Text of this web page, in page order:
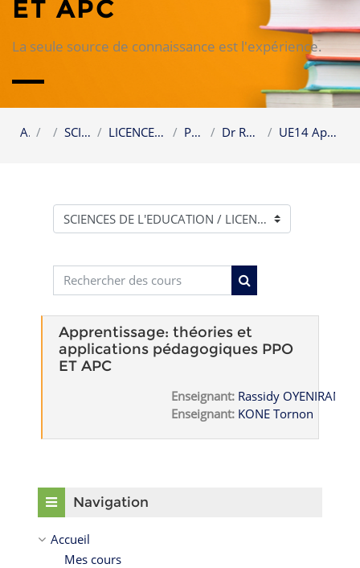
ET APC
La seule source de connaissance est l'expérience.
Accueil CoursSCIENCES DE L'EDUCATION LICENCE PROFESSIONNELLE EN ENSEIGNEMENT 1 PSYCHOPEDAGOGIE1 Dr RASSIDY & KONE TORNON 22-24 UE14 Apprentissage: théories et applications pédag...
Catégories de cours
Rechercher des cours
Rechercher des
Apprentissage: théories et
applications pédagogiques PPO
ET APC
Enseignant: Rassidy OYENIRAN
Enseignant: KONE Tornon
Navigation
Accueil
Mes cours